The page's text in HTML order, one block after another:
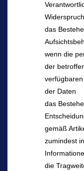
das
wenn die
der
der Daten
das
gemäß
zumindest
die